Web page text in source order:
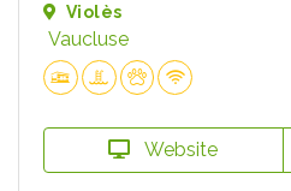
Violès
Vaucluse
Website